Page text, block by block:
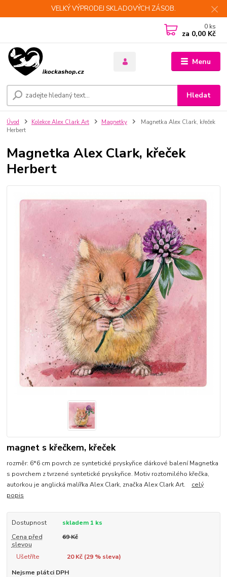
VELKÝ VÝPRODEJ SKLADOVÝCH ZÁSOB.
Menu
Hledat
0 ks
za 0,00 Kč
Úvod Kolekce Alex Clark Art Magnetky
Magnetka Alex Clark, křeček
Herbert
Magnetka Alex Clark, křeček
Herbert
magnet s křečkem, křeček
rozměr: 6*6 cm povrch ze syntetické pryskyřice dárkové balení Magnetka
s povrchem z tvrzené syntetické pryskyřice. Motiv roztomilého křečka,
autorkou je anglická malířka Alex Clark, značka Alex Clark Art. celý
popis
Dostupnost
skladem 1 ks
Cena před
slevou
69 Kč
Ušetříte 20 Kč (29% sleva)
Nejsme plátci DPH